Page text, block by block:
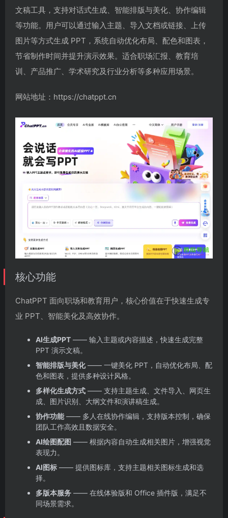
文稿工具，支持对话式生成、智能排版与美化、协作编辑
等功能。用户可以通过输入主题、导入文档或链接、上传
图片等方式生成 PPT，系统自动优化布局、配色和图表，
节省制作时间并提升演示效果。适合职场汇报、教育培
训、产品推广、学术研究及行业分析等多种应用场景。
网站地址：https://chatppt.cn
核心功能
ChatPPT 面向职场和教育用户，核心价值在于快速生成专
业 PPT、智能美化及高效协作。
AI生成PPT —— 输入主题或内容描述，快速生成完整
PPT 演示文稿。
智能排版与美化—— 一键美化 PPT，自动优化布局、配
色和图表，提供多种设计风格。
多样化生成方式 —— 支持主题生成、文件导入、网页生
成、图片识别、大纲文件和演讲稿生成。
协作功能—— 多人在线协作编辑，支持版本控制，确保
团队工作高效且数据安全。
AI绘图配图 —— 根据内容自动生成相关图片，增强视觉
表现力。
AI图标 —— 提供图标库，支持主题相关图标生成和选
择。
多版本服务 —— 在线体验版和 Office 插件版，满足不
同场景需求。